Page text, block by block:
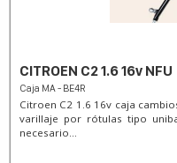
CITROEN C2 1.6 16v NFU
Caja MA - BE4R
Citroen C2 1.6 16v caja
varillaje por rótulas tipo
necesario...